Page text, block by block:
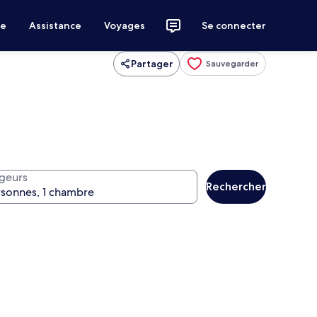
Assistance Voyages Se connecter
Partager Sauvegarder
Rechercher